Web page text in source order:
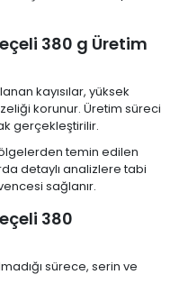
380 g Üretim
kayısılar, yüksek
korunur. Üretim süreci
gerçekleştirilir.
temin edilen
detaylı analizlere tabi
sağlanır.
380
sürece, serin ve